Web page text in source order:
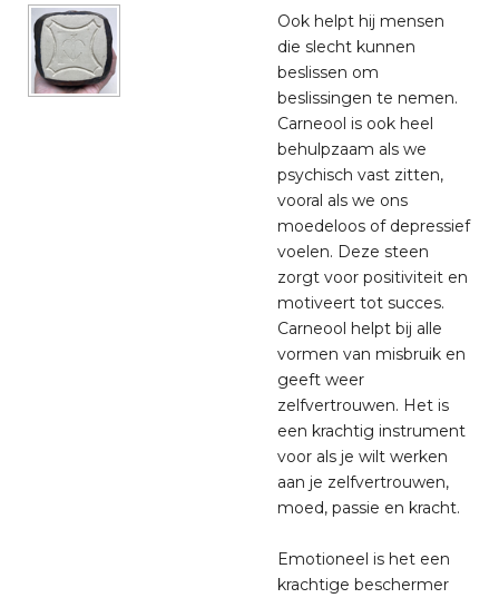
Ook helpt hij mensen
die slecht kunnen
beslissen om
beslissingen te nemen.
Carneool is ook heel
behulpzaam als we
psychisch vast zitten,
vooral als we ons
moedeloos of depressief
voelen. Deze steen
zorgt voor positiviteit en
motiveert tot succes.
Carneool helpt bij alle
vormen van misbruik en
geeft weer
zelfvertrouwen. Het is
een krachtig instrument
voor als je wilt werken
aan je zelfvertrouwen,
moed, passie en kracht.
Emotioneel is het een
krachtige beschermer